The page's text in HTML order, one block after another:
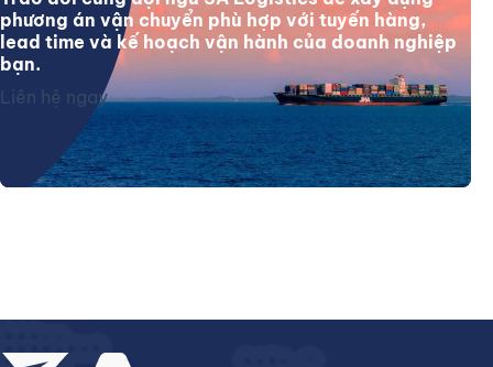
phương án vận chuyển phù hợp với tuyến hàng,
lead time và kế hoạch vận hành của doanh nghiệp
bạn.
Liên hệ ngay